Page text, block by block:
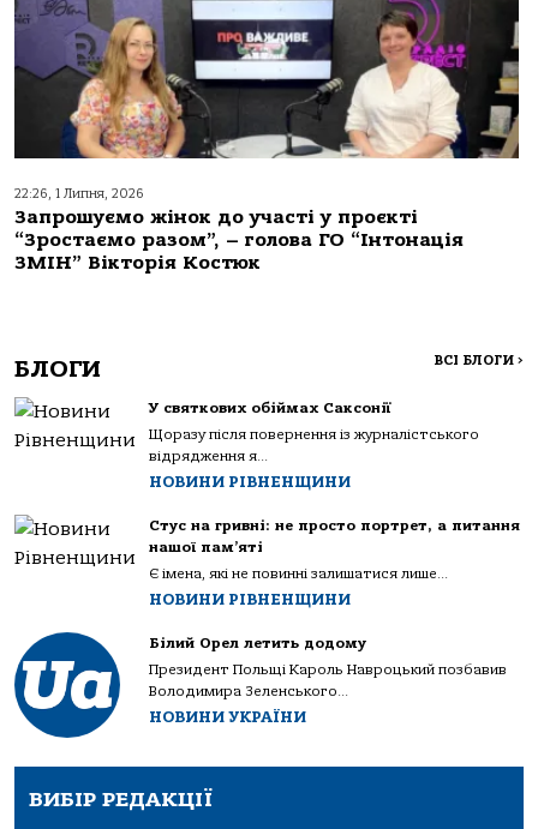
22:26, 1 Липня, 2026
Запрошуємо жінок до участі у проєкті
“Зростаємо разом”, – голова ГО “Інтонація
ЗМІН” Вікторія Костюк
БЛОГИ ВСІ БЛОГИ >
У святкових обіймах Саксонії
Щоразу після повернення із журналістського
відрядження я...
НОВИНИ РІВНЕНЩИНИ
Стус на гривні: не просто портрет, а питання
нашої пам’яті
Є імена, які не повинні залишатися лише...
НОВИНИ РІВНЕНЩИНИ
Білий Орел летить додому
Президент Польщі Кароль Навроцький позбавив
Володимира Зеленського...
НОВИНИ УКРАЇНИ
ВИБІР РЕДАКЦІЇ